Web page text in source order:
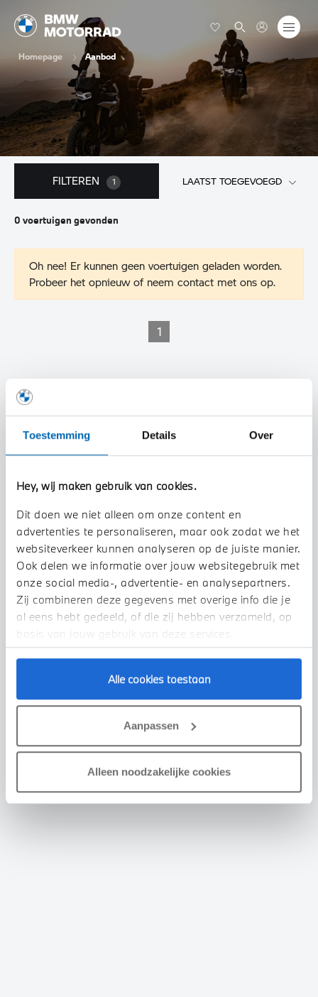
Toestemming Details Over
Hey, wij maken gebruik van cookies.
Dit doen we niet alleen om onze content en
advertenties te personaliseren, maar ook zodat we het
websiteverkeer kunnen analyseren op de juiste manier.
Ook delen we informatie over jouw websitegebruik met
onze social media-, advertentie- en analysepartners.
Zij combineren deze gegevens met overige info die je
al eens hebt gedeeld, of die zij hebben verzameld, op
basis van jouw gebruik van deze services.
Alle cookies toestaan
Aanpassen
Alleen noodzakelijke cookies
Homepage Aanbod
FILTEREN 1 LAATST TOEGEVOEGD
0 voertuigen gevonden
Oh nee! Er kunnen geen voertuigen geladen worden.
Probeer het opnieuw of neem contact met ons op.
1